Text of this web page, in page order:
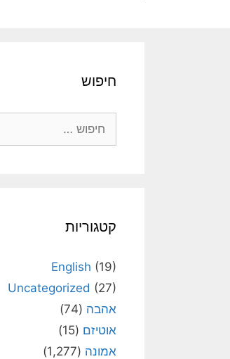
חיפוש
קטגוריות
English (19)
Uncategorized (27)
אהבה (74)
אוטיזם (15)
אמונה (1,277)